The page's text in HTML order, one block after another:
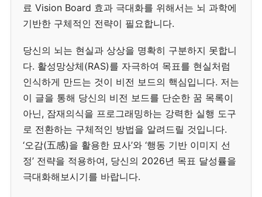
료 Vision Board 효과 극대화를 위해서는 뇌 과학에
기반한 구체적인 전략이 필요합니다.
당신의 뇌는 현실과 상상을 명확히 구분하지 못합니
다. 활성망상체(RAS)를 자극하여 목표를 현실처럼
인식하게 만드는 것이 비전 보드의 핵심입니다. 저는
이 글을 통해 당신의 비전 보드를 단순한 꿈 목록이
아닌, 잠재의식을 프로그래밍하는 강력한 실행 도구
로 전환하는 구체적인 방법을 알려드릴 것입니다.
‘오감(五感)을 활용한 묘사’와 ‘행동 기반 이미지 선
정’ 전략을 적용하여, 당신의 2026년 목표 달성률을
극대화해보시기를 바랍니다.